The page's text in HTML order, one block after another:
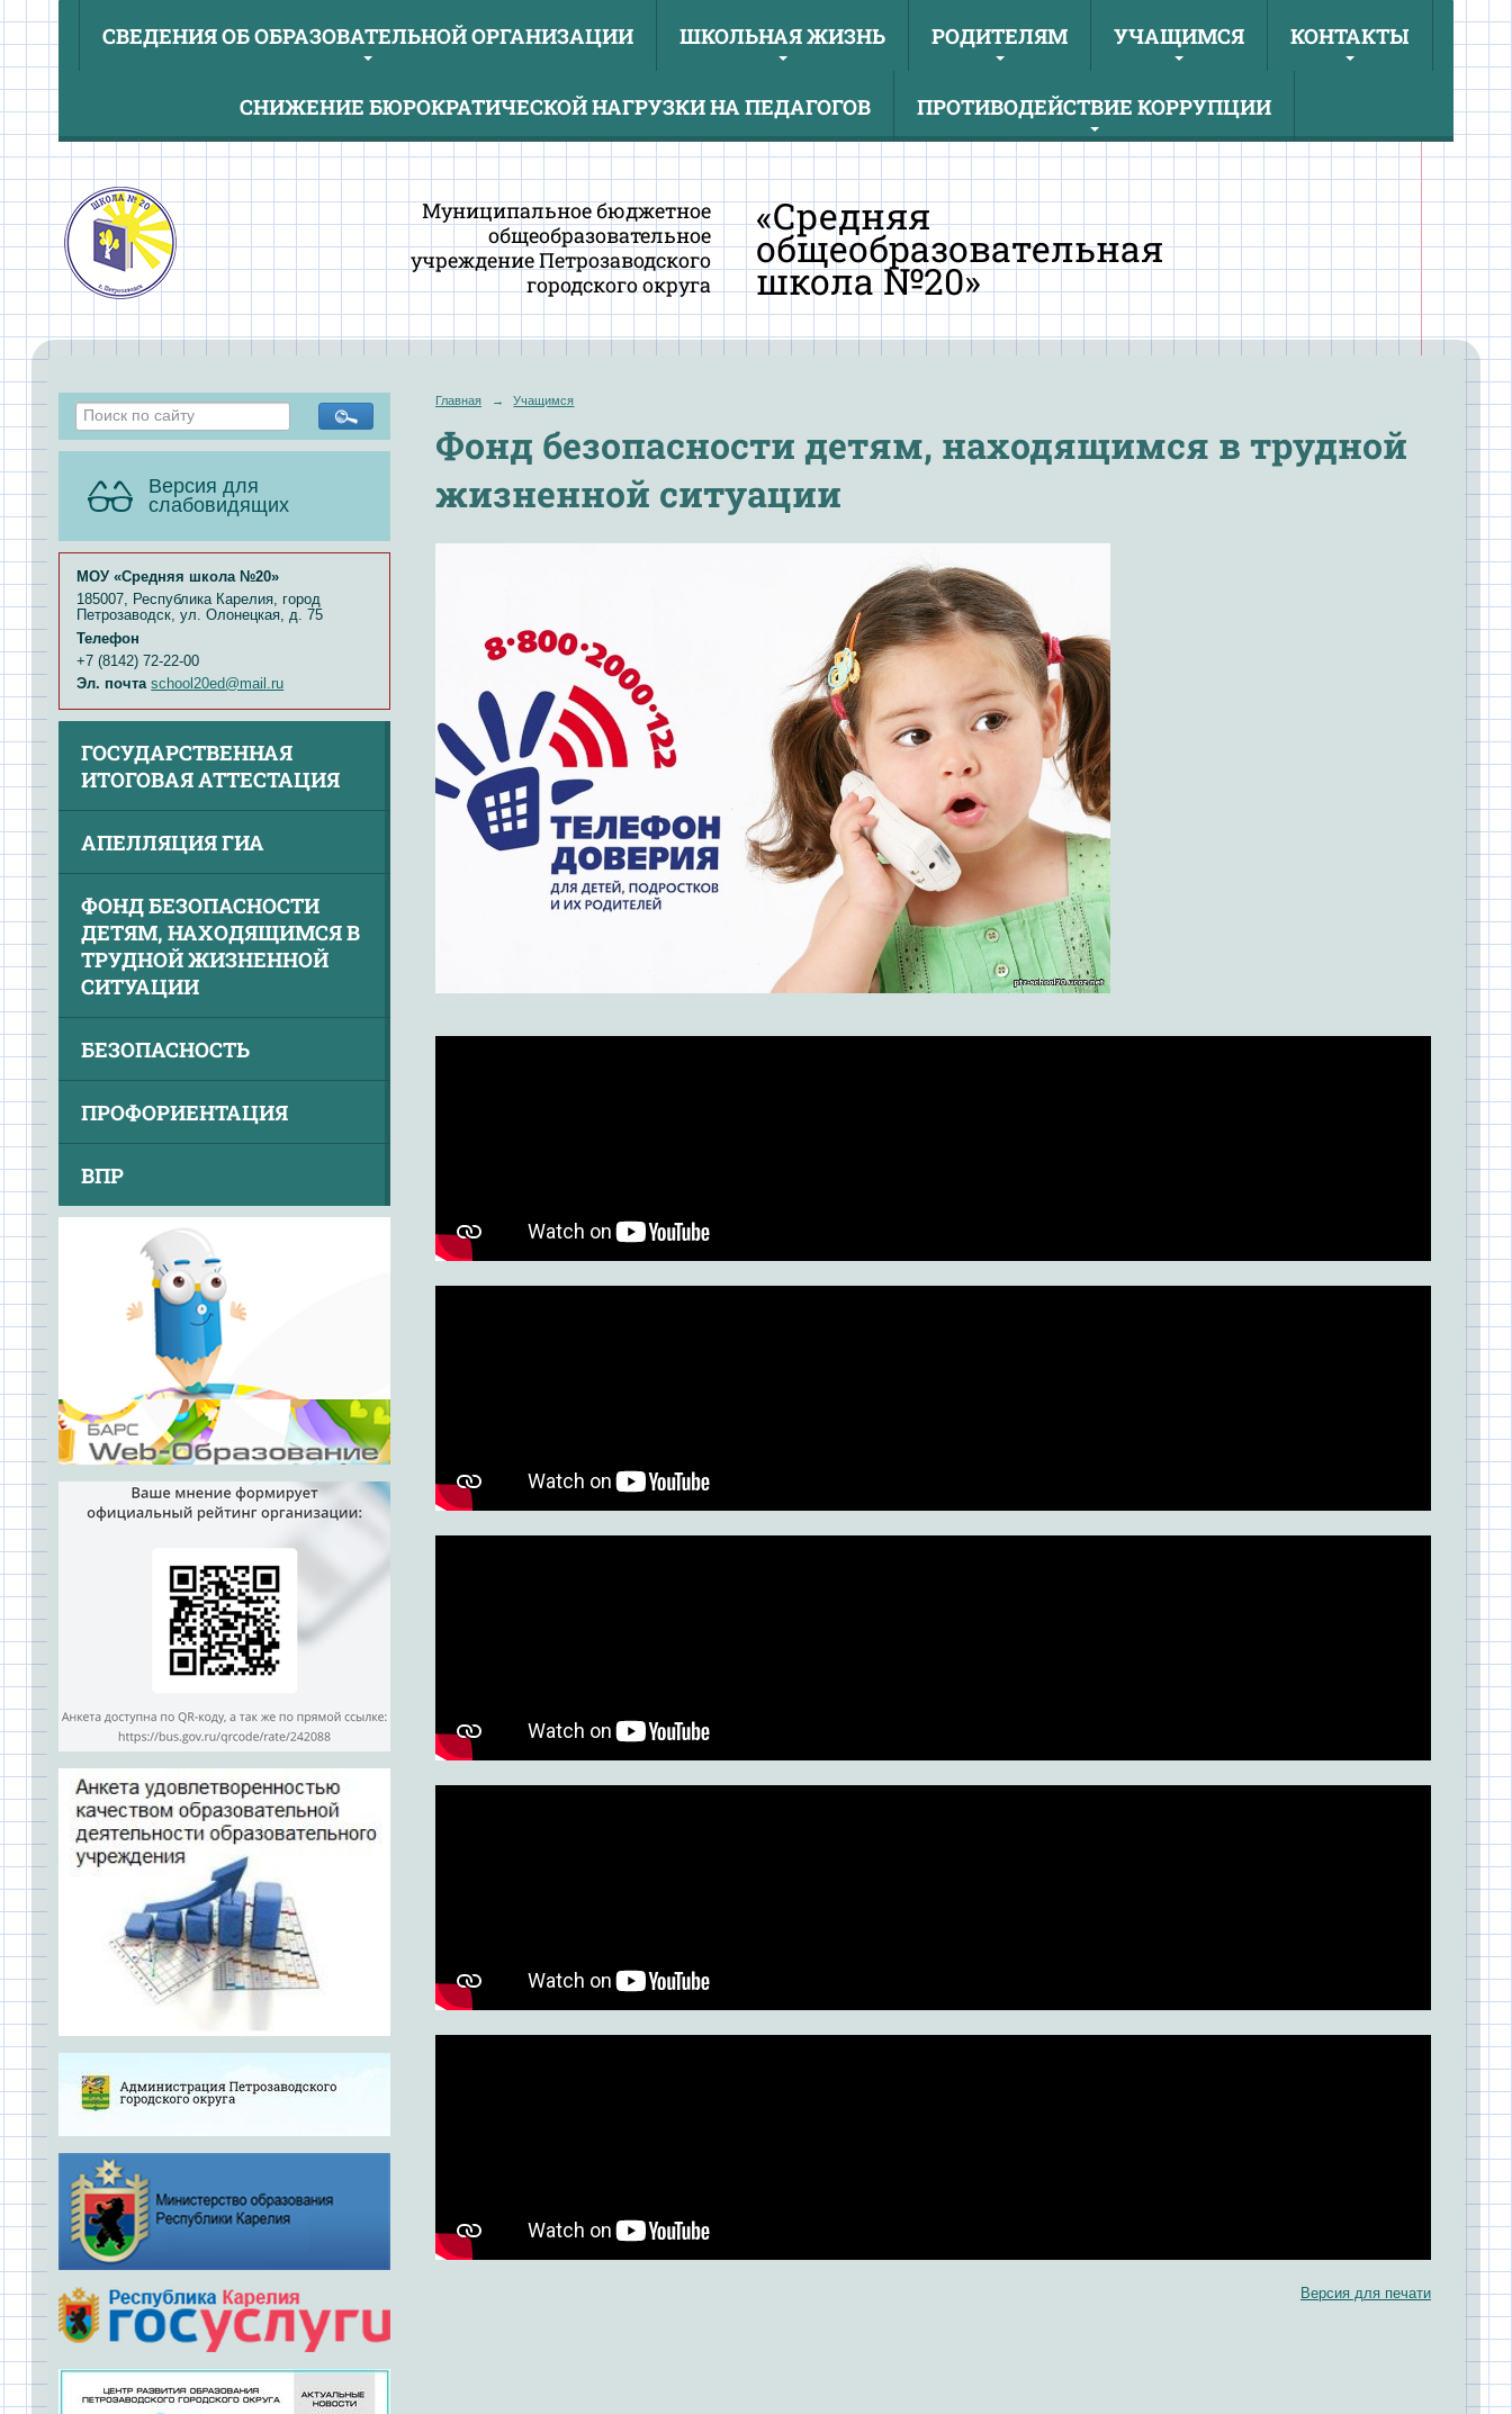
СВЕДЕНИЯ ОБ ОБРАЗОВАТЕЛЬНОЙ ОРГАНИЗАЦИИ ШКОЛЬНАЯ ЖИЗНЬ РОДИТЕЛЯМ УЧАЩИМСЯ КОНТАКТЫ
СНИЖЕНИЕ БЮРОКРАТИЧЕСКОЙ НАГРУЗКИ НА ПЕДАГОГОВ ПРОТИВОДЕЙСТВИЕ КОРРУПЦИИ
Муниципальное бюджетное
общеобразовательное
учреждение Петрозаводского
городского округа
«Средняя
общеобразовательная
школа №20»
Версия для
слабовидящих
МОУ «Средняя школа №20»
185007, Республика Карелия, город
Петрозаводск, ул. Олонецкая, д. 75
Телефон
+7 (8142) 72-22-00
Эл. почта school20ed@mail.ru
ГОСУДАРСТВЕННАЯ
ИТОГОВАЯ АТТЕСТАЦИЯ
АПЕЛЛЯЦИЯ ГИА
ФОНД БЕЗОПАСНОСТИ
ДЕТЯМ, НАХОДЯЩИМСЯ В
ТРУДНОЙ ЖИЗНЕННОЙ
СИТУАЦИИ
БЕЗОПАСНОСТЬ
ПРОФОРИЕНТАЦИЯ
ВПР
Главная → Учащимся
Фонд безопасности детям, находящимся в трудной
жизненной ситуации
Версия для печати